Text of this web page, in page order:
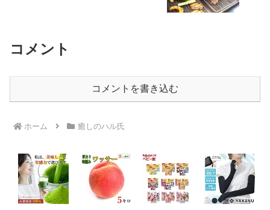
コメント
コメントを書き込む
ホーム 癒しのハル氏